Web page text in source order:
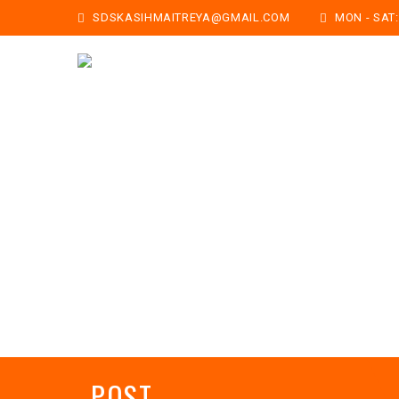
SDSKASIHMAITREYA@GMAIL.COM MON -